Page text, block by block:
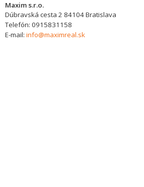
Maxim s.r.o.
Dúbravská cesta 2 84104Bratislava
Telefón: 0915831158
E-mail: info@maximreal.sk